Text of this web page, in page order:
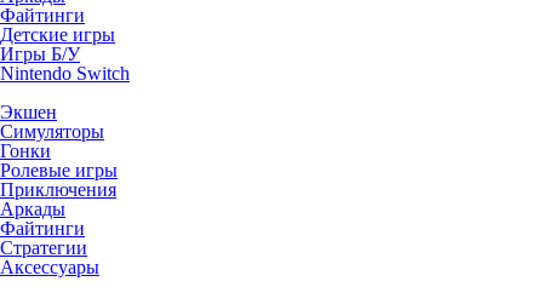
Файтинги
Детские игры
Игры Б/У
Nintendo Switch
Экшен
Симуляторы
Гонки
Ролевые игры
Приключения
Аркады
Файтинги
Стратегии
Аксессуары